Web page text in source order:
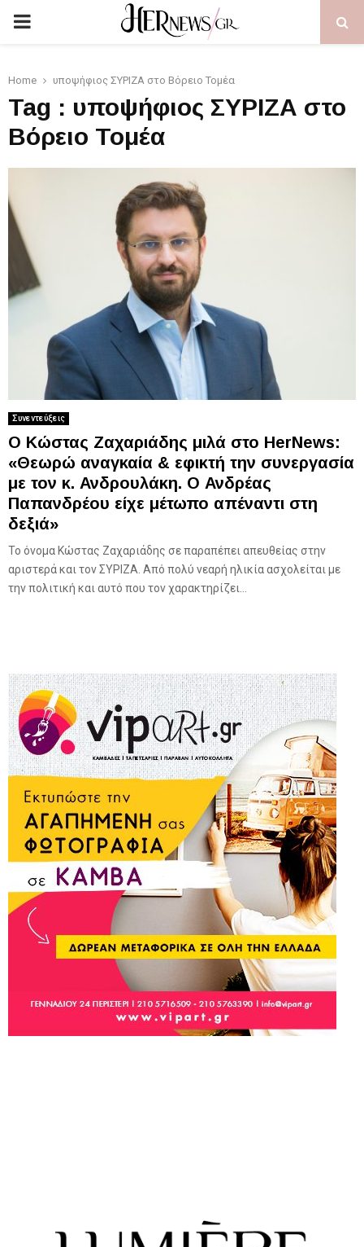
PRIMARY
Home υποψήφιος ΣΥΡΙΖΑ στο Βόρειο Τομέα
Tag : υποψήφιος ΣΥΡΙΖΑ στο
Βόρειο Τομέα
Συνεντεύξεις
Ο Κώστας Ζαχαριάδης μιλά στο HerNews:
«Θεωρώ αναγκαία & εφικτή την συνεργασία
με τον κ. Ανδρουλάκη. Ο Ανδρέας
Παπανδρέου είχε μέτωπο απέναντι στη
δεξιά»
Το όνομα Κώστας Ζαχαριάδης σε παραπέπει απευθείας στην
αριστερά και τον ΣΥΡΙΖΑ. Από πολύ νεαρή ηλικία ασχολείται με
την πολιτική και αυτό που τον χαρακτηρίζει...